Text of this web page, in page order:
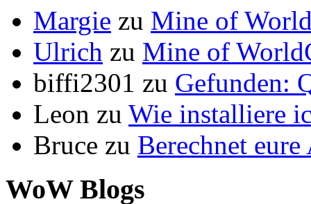
Margie zu Mine of
Ulrich zu Mine of
biffi2301 zu Gefunden:
Leon zu Wie installiere
Bruce zu Berechnet
WoW Blogs